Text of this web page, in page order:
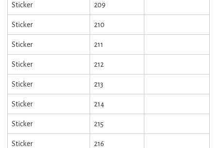
Sticker 209
Sticker 210
Sticker 211
Sticker 212
Sticker 213
Sticker 214
Sticker 215
Sticker 216